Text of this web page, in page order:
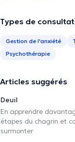
Types de
Gestion de l'anxiété
Psychothérapie
Articles suggérés
Deuil
En apprendre
étapes du chagrin et
surmonter